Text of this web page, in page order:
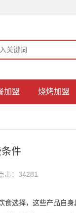
加盟 烧烤加盟
件
击：34281
食选择，这些产品自